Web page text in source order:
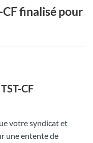
finalisé pour
CF
votre syndicat et
une entente de